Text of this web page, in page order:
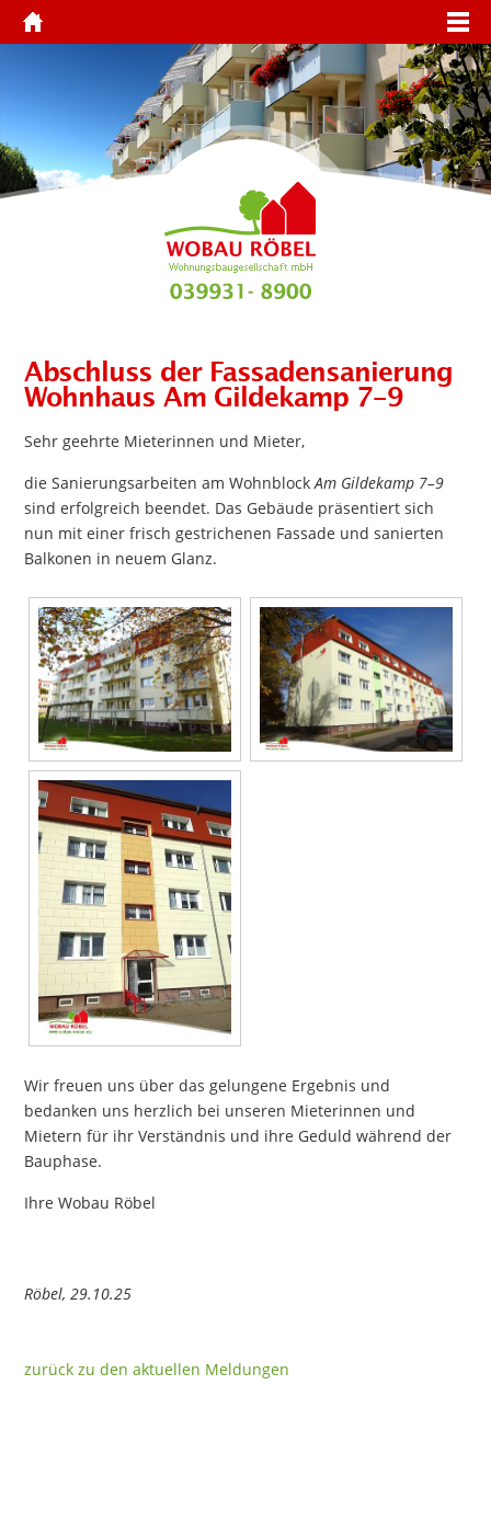
Abschluss der Fassadensanierung
Wohnhaus Am Gildekamp 7-9
Sehr geehrte Mieterinnen und Mieter,
die Sanierungsarbeiten am WohnblockAm Gildekamp 7–9
sind erfolgreich beendet. Das Gebäude präsentiert sich
nun mit einer frisch gestrichenen Fassade und sanierten
Balkonen in neuem Glanz.
Wir freuen uns über das gelungene Ergebnis und
bedanken uns herzlich bei unseren Mieterinnen und
Mietern für ihr Verständnis und ihre Geduld während der
Bauphase.
Ihre Wobau Röbel
Röbel, 29.10.25
zurück zu den aktuellen Meldungen